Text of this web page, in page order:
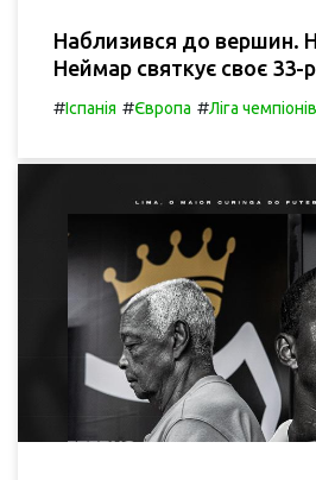
Наблизився до вершин.
Неймар святкує своє 33-
#Іспанія #Європа #Ліга